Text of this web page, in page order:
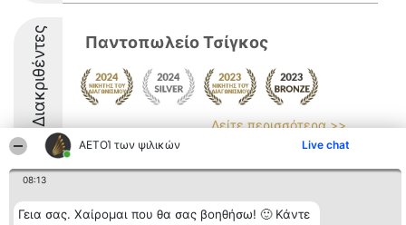
ΑΕΤΟΊ των ψιλικών Live chat
08:13
Γεια σας. Χαίρομαι που θα σας βοηθήσω! 🙂 Κάντε
Διακριθέντες Παντοπωλείο Τσίγκος
Δείτε περισσότερα >>